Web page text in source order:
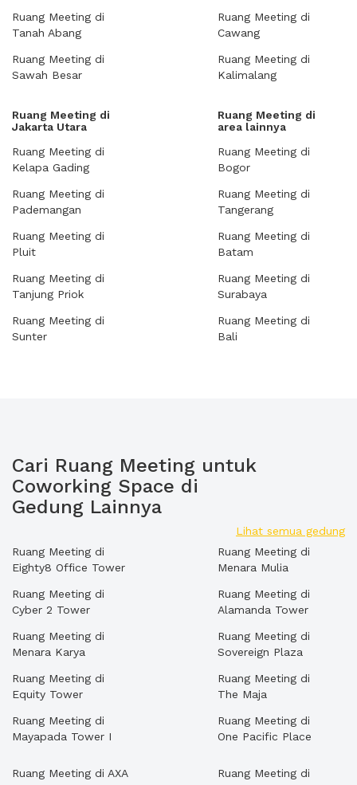
Ruang Meeting di
Tanah Abang
Ruang Meeting di
Sawah Besar
Ruang Meeting di
Cawang
Ruang Meeting di
Kalimalang
Ruang Meeting di
Jakarta Utara
Ruang Meeting di
Kelapa Gading
Ruang Meeting di
Pademangan
Ruang Meeting di
Pluit
Ruang Meeting di
Tanjung Priok
Ruang Meeting di
Sunter
Ruang Meeting di
area lainnya
Ruang Meeting di
Bogor
Ruang Meeting di
Tangerang
Ruang Meeting di
Batam
Ruang Meeting di
Surabaya
Ruang Meeting di
Bali
Cari Ruang Meeting untuk
Coworking Space di
Gedung Lainnya
Lihat semua gedung
Ruang Meeting di
Eighty8 Office Tower
Ruang Meeting di
Cyber 2 Tower
Ruang Meeting di
Menara Karya
Ruang Meeting di
Equity Tower
Ruang Meeting di
Mayapada Tower I
Ruang Meeting di
Menara Mulia
Ruang Meeting di
Alamanda Tower
Ruang Meeting di
Sovereign Plaza
Ruang Meeting di
The Maja
Ruang Meeting di
One Pacific Place
Ruang Meeting di AXA
Ruang Meeting di